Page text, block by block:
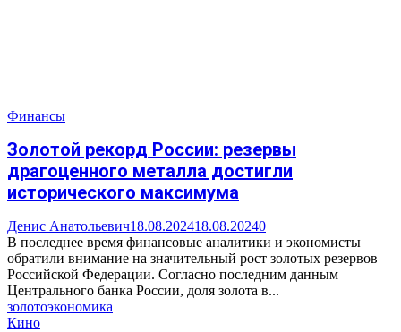
Финансы
Золотой рекорд России: резервы
драгоценного металла достигли
исторического максимума
Денис Анатольевич18.08.202418.08.20240
В последнее время финансовые аналитики и экономисты
обратили внимание на значительный рост золотых резервов
Российской Федерации. Согласно последним данным
Центрального банка России, доля золота в...
золотоэкономика
Кино